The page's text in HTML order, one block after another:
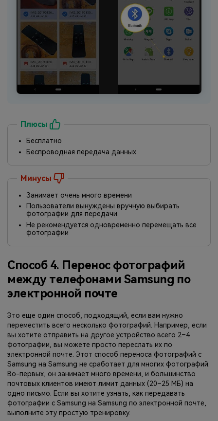
Плюсы
Бесплатно
Беспроводная передача данных
Минусы
Занимает очень много времени
Пользователи вынуждены вручную выбирать
фотографии для передачи.
Не рекомендуется одновременно перемещать все
фотографии
Способ 4. Перенос фотографий
между телефонами Samsung по
электронной почте
Это еще один способ, подходящий, если вам нужно
переместить всего несколько фотографий. Например, если
вы хотите отправить на другое устройство всего 2–4
фотографии, вы можете просто переслать их по
электронной почте. Этот способ переноса фотографий с
Samsung на Samsung не сработает для многих фотографий.
Во-первых, он занимает много времени, и большинство
почтовых клиентов имеют лимит данных (20–25 МБ) на
одно письмо. Если вы хотите узнать, как передавать
фотографии с Samsung на Samsung по электронной почте,
выполните эту простую тренировку.